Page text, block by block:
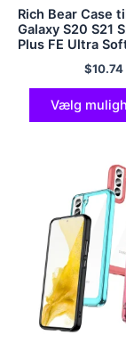
Rich Bear Case
Galaxy S20 S21
Plus FE Ultra
$10.74
Vælg